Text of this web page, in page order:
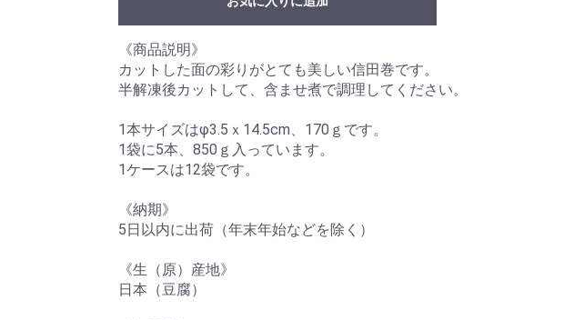
《商品説明》
カットした面の彩りがとても美しい信田巻です。
半解凍後カットして、含ませ煮で調理してください。
1本サイズはφ3.5ｘ14.5cm、170ｇです。
1袋に5本、850ｇ入っています。
1ケースは12袋です。
《納期》
5日以内に出荷（年末年始などを除く）
《生（原）産地》
日本（豆腐）